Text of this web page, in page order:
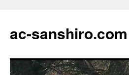
ac-sanshiro.com